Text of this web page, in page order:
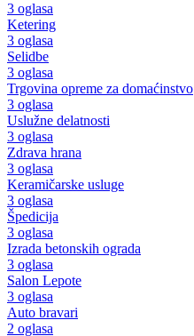
3 oglasa
Ketering
3 oglasa
Selidbe
3 oglasa
Trgovina opreme za domaćinstvo
3 oglasa
Uslužne delatnosti
3 oglasa
Zdrava hrana
3 oglasa
Keramičarske usluge
3 oglasa
Špedicija
3 oglasa
Izrada betonskih ograda
3 oglasa
Salon Lepote
3 oglasa
Auto bravari
2 oglasa